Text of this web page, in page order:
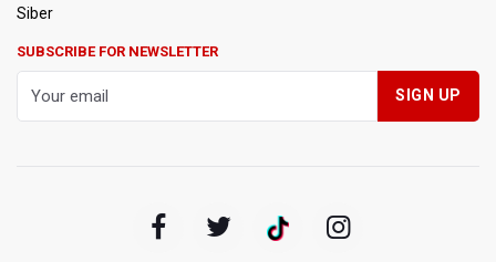
Daerah Aman dari Kebakaran Bapenda
Pertumbuhan Ekonomi 5,3 Persen Belum Cukup
Dongkrak Optimisme Pasar, Ekonom Sebut Investor
Amnesty International Kecam Penangkapan Dua
Warganet atas Konten Pidato Presiden, Nilai
Siber
SUBSCRIBE FOR NEWSLETTER